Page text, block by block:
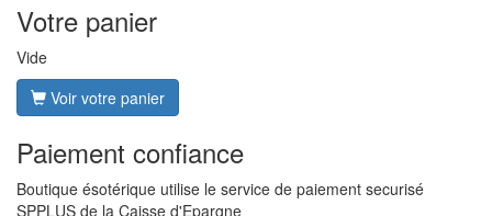
Votre panier
Vide
Voir votre panier
Paiement confiance
Boutique ésotérique utilise le service de paiement securisé
SPPLUS de la Caisse d'Epargne